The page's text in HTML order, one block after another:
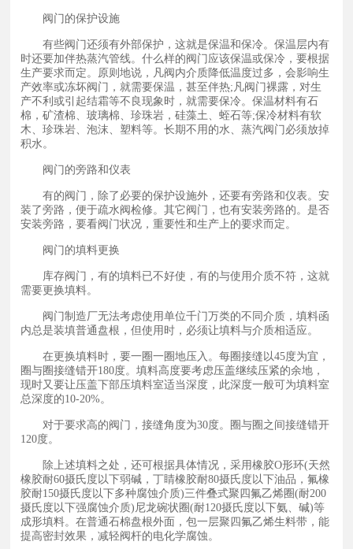
阀门的保护设施
有些阀门还须有外部保护，这就是保温和保冷。保温层内有
时还要加伴热蒸汽管线。什么样的阀门应该保温或保冷，要根据
生产要求而定。原则地说，凡阀内介质降低温度过多，会影响生
产效率或冻坏阀门，就需要保温，甚至伴热;凡阀门裸露，对生
产不利或引起结霜等不良现象时，就需要保冷。保温材料有石
棉，矿渣棉、玻璃棉、珍珠岩，硅藻土、蛭石等;保冷材料有软
木、珍珠岩、泡沫、塑料等。长期不用的水、蒸汽阀门必须放掉
积水。
阀门的旁路和仪表
有的阀门，除了必要的保护设施外，还要有旁路和仪表。安
装了旁路，便于疏水阀检修。其它阀门，也有安装旁路的。是否
安装旁路，要看阀门状况，重要性和生产上的要求而定。
阀门的填料更换
库存阀门，有的填料已不好使，有的与使用介质不符，这就
需要更换填料。
阀门制造厂无法考虑使用单位千门万类的不同介质，填料函
内总是装填普通盘根，但使用时，必须让填料与介质相适应。
在更换填料时，要一圈一圈地压入。每圈接缝以45度为宜，
圈与圈接缝错开180度。填料高度要考虑压盖继续压紧的余地，
现时又要让压盖下部压填料室适当深度，此深度一般可为填料室
总深度的10-20%。
对于要求高的阀门，接缝角度为30度。圈与圈之间接缝错开
120度。
除上述填料之处，还可根据具体情况，采用橡胶O形环(天然
橡胶耐60摄氏度以下弱碱，丁睛橡胶耐80摄氏度以下油品，氟橡
胶耐150摄氏度以下多种腐蚀介质)三件叠式聚四氟乙烯圈(耐200
摄氏度以下强腐蚀介质)尼龙碗状圈(耐120摄氏度以下氨、碱)等
成形填料。在普通石棉盘根外面，包一层聚四氟乙烯生料带，能
提高密封效果，减轻阀杆的电化学腐蚀。